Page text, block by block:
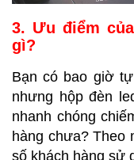
3. Ưu điểm
gì?
Bạn có bao giờ
nhưng hộp đèn
nhanh chóng
hàng chưa? Theo
số khách hàng sử